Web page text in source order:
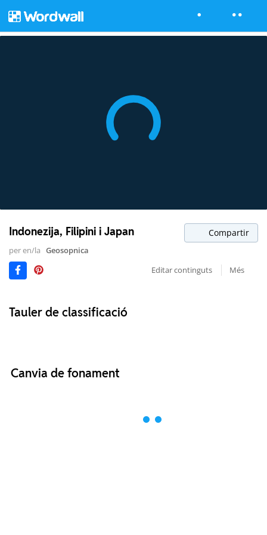
Indonezija, Filipini i Japan Compartir
per en/la Geosopnica
Editar continguts
Més
Tauler de classificació
Canvia de fonament